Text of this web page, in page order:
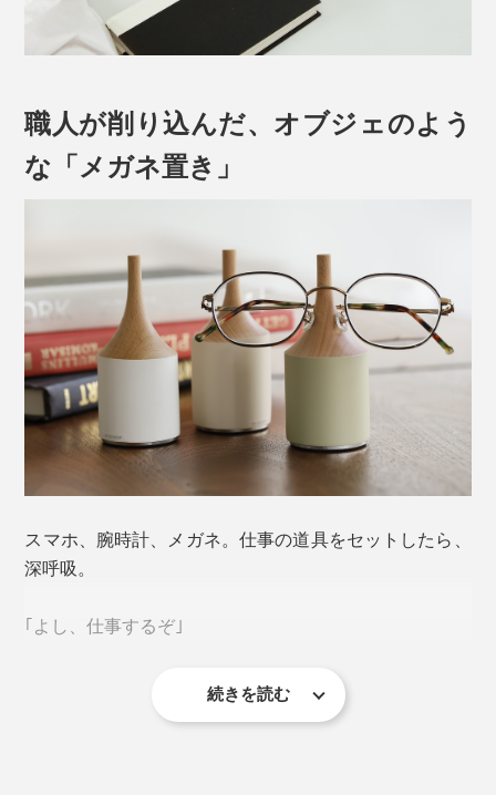
職人が削り込んだ、オブジェのよう
な「メガネ置き」
スマホ、腕時計、メガネ。仕事の道具をセットしたら、
深呼吸。
｢よし、仕事するぞ｣
続きを読む